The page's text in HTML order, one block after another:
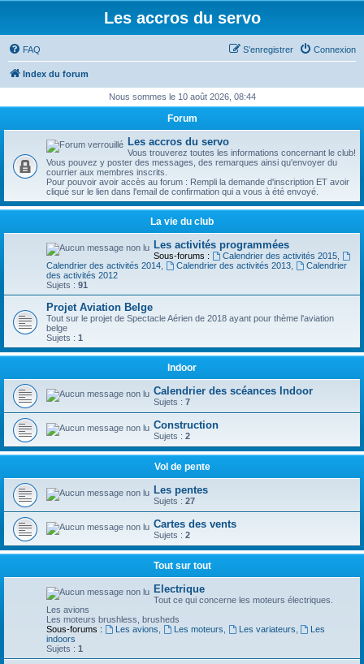
Les accros du servo
FAQ Connexion
S’enregistrer
Index du forum
Nous sommes le 10 août 2026, 08:44
Forum
Les accros du servo
Vous trouverez toutes les informations concernant le club!
Vous pouvez y poster des messages, des remarques ainsi qu'envoyer du
courrier aux membres inscrits.
Pour pouvoir avoir accès au forum : Rempli la demande d'inscription ET avoir
cliqué sur le lien dans l'email de confirmation qui a vous à été envoyé.
La vie du club
Les activités programmées
Sous-forums : Calendrier des activités 2015,
Calendrier des activités 2014
Calendrier des activités 2013,
Calendrier
des activités 2012
Sujets : 91
Projet Aviation Belge
Tout sur le projet de Spectacle Aérien de 2018 ayant pour thème l'aviation
belge
Sujets : 1
Indoor
Calendrier des scéances Indoor
Sujets : 7
Construction
Sujets : 2
Vol de pente
Les pentes
Sujets : 27
Cartes des vents
Sujets : 2
Tout sur tout
Electrique
Tout ce qui concerne les moteurs électriques.
Les avions
Les moteurs brushless, brusheds
Sous-forums :
Les avions Les moteurs Les variateurs
Les
indoors
Sujets : 1